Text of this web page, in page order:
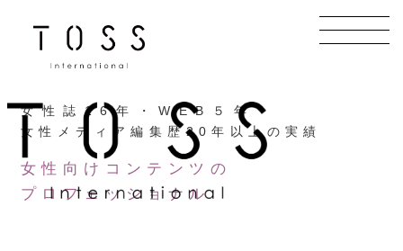
女性誌16年・WEB５年
女性メディア編集歴20年以上の実績
女性向けコンテンツの
プロフェッショナル